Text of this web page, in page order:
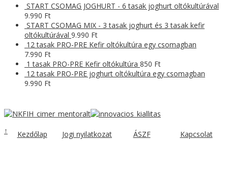
START CSOMAG JOGHURT - 6 tasak joghurt oltókultúrával
9.990 Ft
START CSOMAG MIX - 3 tasak joghurt és 3 tasak kefir
oltókultúrával 9.990 Ft
12 tasak PRO-PRE Kefir oltókultúra egy csomagban
7.990 Ft
1 tasak PRO-PRE Kefir oltókultúra 850 Ft
12 tasak PRO-PRE joghurt oltókultúra egy csomagban
9.990 Ft
↑ Kezdőlap Jogi nyilatkozat ÁSZF Kapcsolat